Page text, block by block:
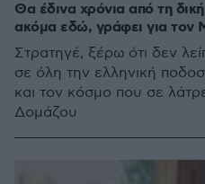
Θα έδινα χρόνια από τη
ακόμα εδώ, γράφει για τον
Στρατηγέ, ξέρω ότι δεν
σε όλη την ελληνική
και τον κόσμο που σε
Δομάζου